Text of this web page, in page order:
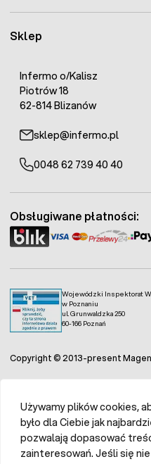
Sklep
Infermo o/Kalisz
Piotrów 18
62-814 Blizanów
sklep@infermo.pl
0048 62 739 40 40
Wojewódzki Inspektorat
w Poznaniu
ul. Grunwaldzka 250
60-166 Poznań
Obsługiwane płatności:
Copyright © 2013-present
Używamy plików cookies,
było dla Ciebie jak
pozwalają dopasować
zainteresowań. Jeśli się